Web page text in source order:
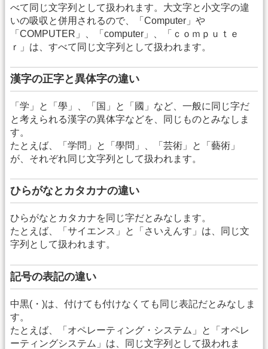
べて同じ文字列として扱われます。大文字と小文字の違
いの吸収と併用されるので、「Computer」や
「COMPUTER」、「computer」、「ｃｏｍｐｕｔｅ
ｒ」は、すべて同じ文字列として扱われます。
漢字の正字と異体字の違い
「学」と「學」、「国」と「國」など、一般に同じ字だ
と考えられる漢字の異体字などを、同じものとみなしま
す。
たとえば、「学問」と「學問」、「芸術」と「藝術」
が、それぞれ同じ文字列として扱われます。
ひらがなとカタカナの違い
ひらがなとカタカナを同じ字だとみなします。
たとえば、「サイエンス」と「さいえんす」は、同じ文
字列として扱われます。
記号の表記の違い
中黒(・)は、付けても付けなくても同じ表記だとみなしま
す。
たとえば、「オペレーティング・システム」と「オペレ
ーティングシステム」は、同じ文字列として扱われま